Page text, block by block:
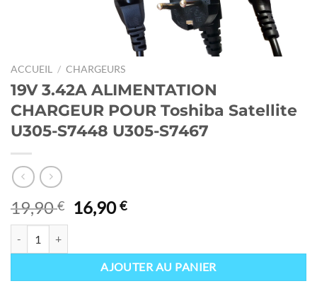
ACCUEIL / CHARGEURS
19V 3.42A ALIMENTATION
CHARGEUR POUR Toshiba Satellite
U305-S7448 U305-S7467
19,90€
Le
prix
était :
19,90 €.
16,90€Le
est :
16,90 €.
AJOUTER AU PANIER